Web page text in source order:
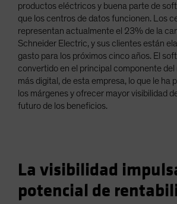
productos eléctricos y buena parte de
que los centros de datos funcionen. Los
representan actualmente el 23% de la
Schneider Electric, y sus clientes están
gasto para los próximos cinco años. El
convertido en el principal componente del
más digital, de esta empresa, lo que le ha
los márgenes y ofrecer mayor visibilidad
futuro de los beneficios.
La visibilidad
potencial de